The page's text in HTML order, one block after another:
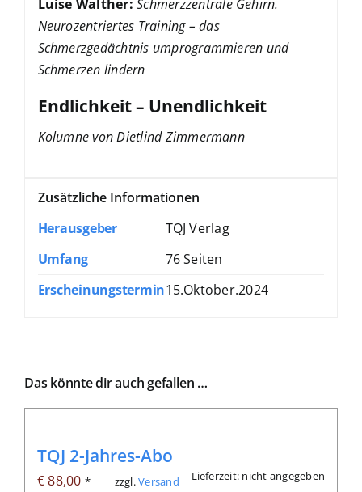
Luise Walther: Schmerzzentrale Gehirn.
Neurozentriertes Training – das
Schmerzgedächtnis umprogrammieren und
Schmerzen lindern
Endlichkeit – Unendlichkeit
Kolumne von Dietlind Zimmermann
Zusätzliche Informationen
Herausgeber
TQJ Verlag
Umfang
76 Seiten
Erscheinungstermin15.Oktober.2024
Das könnte dir auch gefallen …
TQJ 2-Jahres-Abo
€88,00 * zzgl.Versand Lieferzeit: nicht angegeben